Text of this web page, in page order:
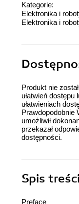
Kategorie:
Elektronika i
Elektronika i
Produkt nie
ułatwień
ułatwieniach
Prawdopodobnie
umożliwił
przekazał
dostępności.
Spis treści
Preface